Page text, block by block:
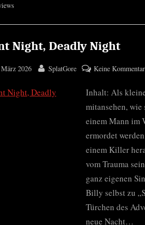
Night, Deadly Night
2026 By
SplatGore Keine
Inhalt: Als
mitansehen,
einem Mann im
ermordet
einem Killer
vom Trauma
ganz eigenen
Billy selbst zu
Türchen des
neue Nacht…